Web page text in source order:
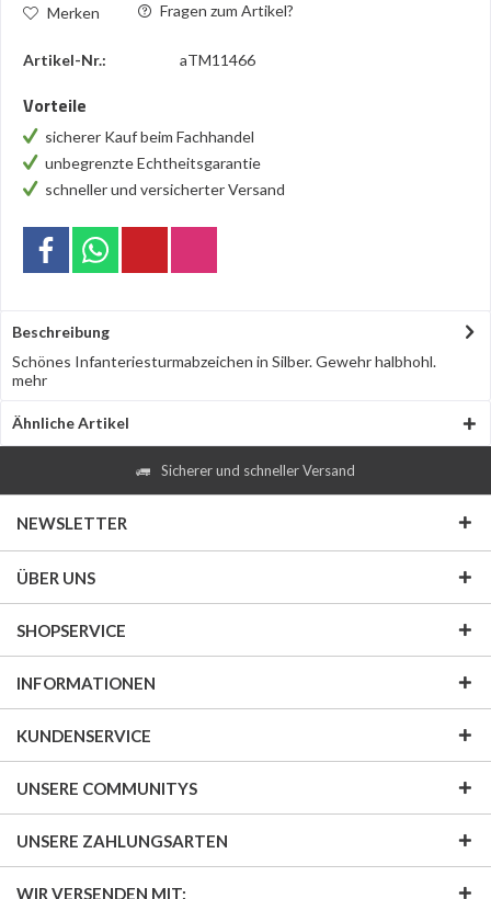
Merken Fragen zum Artikel?
Artikel-Nr.: aTM11466
Vorteile
sicherer Kauf beim Fachhandel
unbegrenzte Echtheitsgarantie
schneller und versicherter Versand
Beschreibung
Schönes Infanteriesturmabzeichen in Silber. Gewehr halbhohl.
mehr
Ähnliche Artikel
Sicherer und schneller Versand
NEWSLETTER
ÜBER UNS
SHOPSERVICE
INFORMATIONEN
KUNDENSERVICE
UNSERE COMMUNITYS
UNSERE ZAHLUNGSARTEN
WIR VERSENDEN MIT: